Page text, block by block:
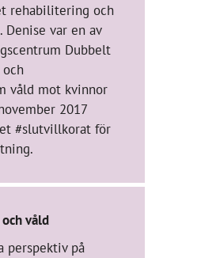
rehabilitering och
var en av
Dubbelt
våld mot kvinnor
2017
#slutvillkorat för
våld
perspektiv på